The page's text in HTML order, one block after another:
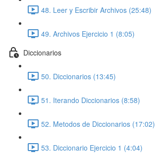
48. Leer y Escribir Archivos (25:48)
49. Archivos Ejercicio 1 (8:05)
Diccionarios
50. Diccionarios (13:45)
51. Iterando Diccionarios (8:58)
52. Metodos de Diccionarios (17:02)
53. Diccionario Ejercicio 1 (4:04)